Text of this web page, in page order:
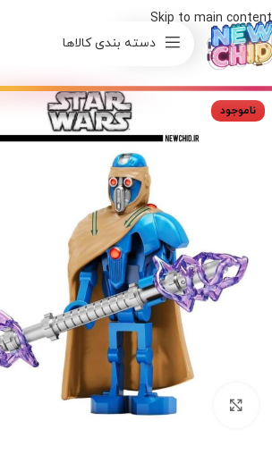
Skip to main content
دسته بندی کالاها
ناموجود
بزرگنمایی تصویر